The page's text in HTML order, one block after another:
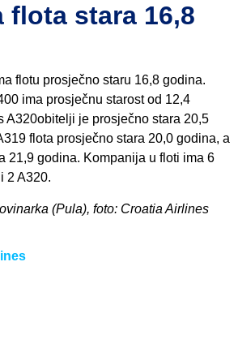
flota stara 16,8
flotu prosječno staru 16,8 godina.
ima prosječnu starost od 12,4
A320obitelji je prosječno stara 20,5
flota prosječno stara 20,0 godina, a
21,9 godina. Kompanija u floti ima 6
2 A320.
(Pula), foto: Croatia Airlines